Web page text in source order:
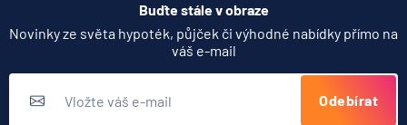
Buďte stále v obraze
Novinky ze světa hypoték, půjček či výhodné nabídky přímo na
váš e-mail
Odebírat